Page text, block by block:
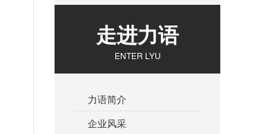
2M-01F
走进力语
ENTER LYU
力语简介
企业风采